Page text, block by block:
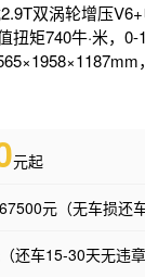
双涡轮增压
扭矩740牛·米，
元起
元（无车损还
还车15-30天无违章